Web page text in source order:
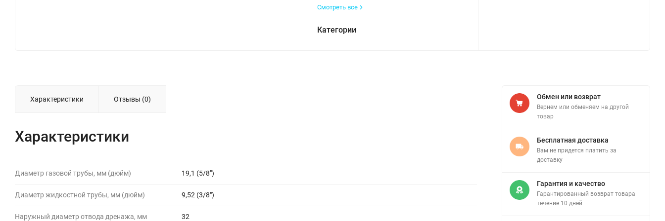
Смотреть все
Категории
Характеристики Отзывы (0)
Характеристики
Диаметр газовой трубы, мм (дюйм) 19,1 (5/8")
Диаметр жидкостной трубы, мм (дюйм) 9,52 (3/8")
Наружный диаметр отвода дренажа, мм 32
Обмен или возврат
Вернем или обменяем на другой
товар
Бесплатная доставка
Вам не придется платить за
доставку
Гарантия и качество
Гарантированный возврат товара
течение 10 дней